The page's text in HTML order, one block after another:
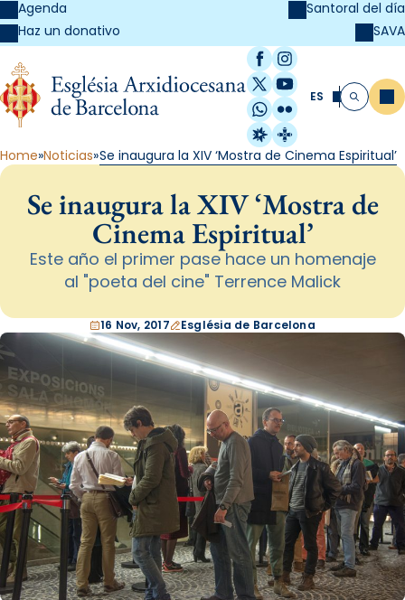
Agenda
Haz un donativo
Santoral del día
SAVA
Facebook
Instagram
X / Twitter
YouTube
WhatsApp
Flickr
Radio Estel
Catalunya
ES Buscar
Home Noticias Se inaugura la XIV ‘Mostra de Cinema Espiritual’
Se inaugura la XIV ‘Mostra de
Cinema Espiritual’
Este año el primer pase hace un homenaje
al "poeta del cine" Terrence Malick
16 Nov, 2017 Església de Barcelona